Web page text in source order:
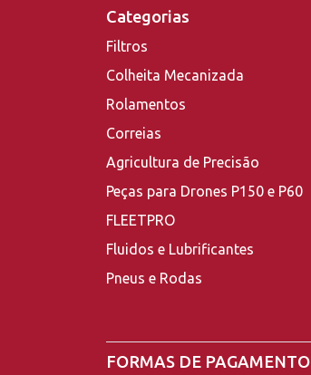
Categorias
Filtros
Colheita Mecanizada
Rolamentos
Correias
Agricultura de Precisão
Peças para Drones P150 e P60
FLEETPRO
Fluidos e Lubrificantes
Pneus e Rodas
FORMAS DE PAGAMENTO